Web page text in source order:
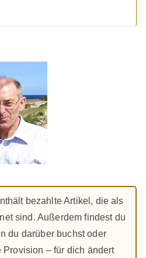
bezahlte Artikel, die als
sind. Außerdem findest du
du darüber buchst oder
Provision – für dich ändert